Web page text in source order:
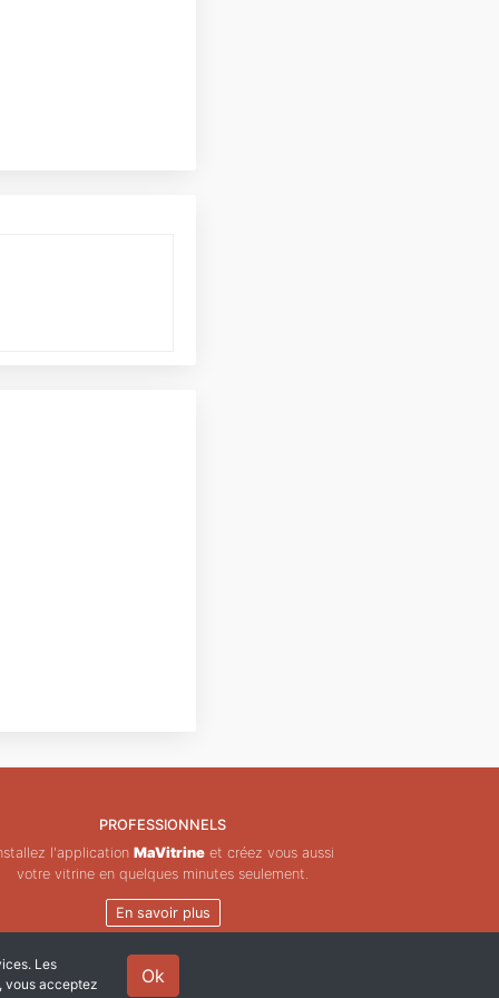
PROFESSIONNELS
l'application MaVitrineet créez vous aussi
votre vitrine en quelques minutes seulement.
En savoir plus
Ok
Les
vous acceptez